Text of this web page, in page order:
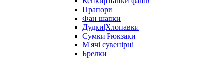
Прапори
Фан шапки
Дудки|Хлопавки
Сумки|Рюкзаки
М'ячі сувенірні
Брелки